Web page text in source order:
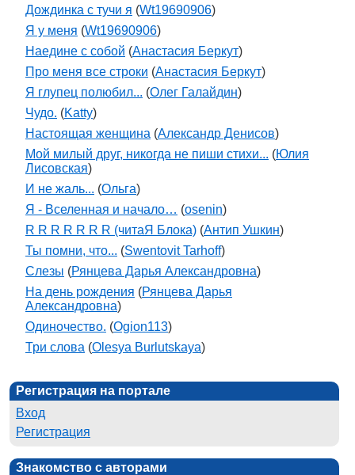
Дождинка с тучи я (Wt19690906)
Я у меня (Wt19690906)
Наедине с собой (Анастасия Беркут)
Про меня все строки (Анастасия Беркут)
Я глупец полюбил... (Олег Галайдин)
Чудо. (Katty)
Настоящая женщина (Александр Денисов)
Мой милый друг, никогда не пиши стихи... (Юлия
Лисовская)
И не жаль... (Ольга)
Я - Вселенная и начало… (osenin)
R R R R R R R (читаЯ Блока) (Антип Ушкин)
Ты помни, что... (Swentovit Tarhoff)
Слезы (Рянцева Дарья Александровна)
На день рождения (Рянцева Дарья
Александровна)
Одиночество. (Ogion113)
Три слова (Olesya Burlutskaya)
Регистрация на портале
Вход
Регистрация
Знакомство с авторами